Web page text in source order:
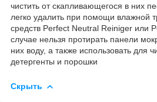
чистить от скапливающегося в них
легко удалить при помощи влажной
средств Perfect Neutral Reiniger или
случае нельзя протирать панели
них воду, а также использовать для
детергенты и порошки
Скрыть